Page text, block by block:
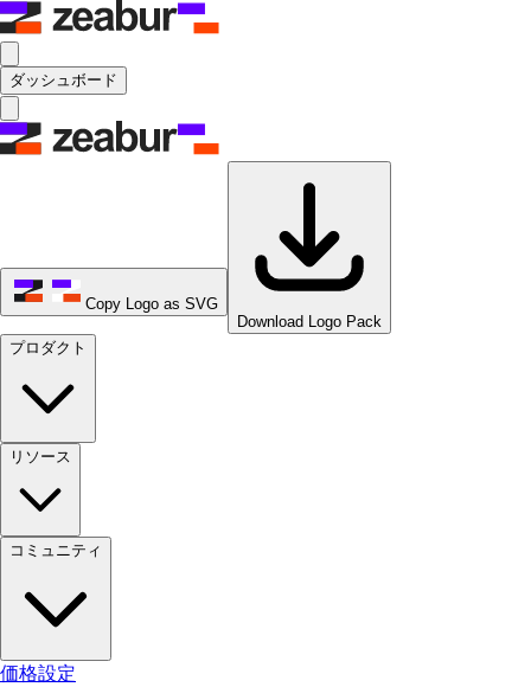
ダッシュボード
Copy Logo as SVG
Download Logo Pack
プロダクト
リソース
コミュニティ
価格設定